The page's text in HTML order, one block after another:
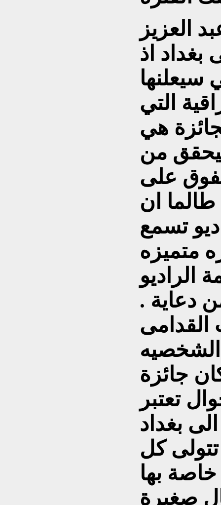
عبد العزيز
بغداد اذ
سيعلنها
التي
هي
من
على
ان
تسمع
متميزه
الراديو
دعاية .
القدامى
الشخصيه
جائزة
تعتبر
بغداد
كل
بها
صغيرة